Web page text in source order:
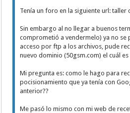
Tenía un foro en la siguiente url: taller
Sin embargo al no llegar a buenos
comprometió a vendermelo) ya no se
acceso por ftp a los archivos, pude
nuevo dominio (50gsm.com) el cuál
Mi pregunta es: como le hago para
pocisionamiento que ya tenía con
anterior??
Me pasó lo mismo con mi web de